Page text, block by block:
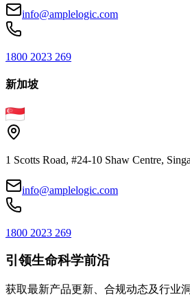
info@amplelogic.com
1800 2023 269
新加坡
1 Scotts Road, #24-10 Shaw Centre,
info@amplelogic.com
1800 2023 269
引领生命科学前沿
获取最新产品更新、合规动态及行业